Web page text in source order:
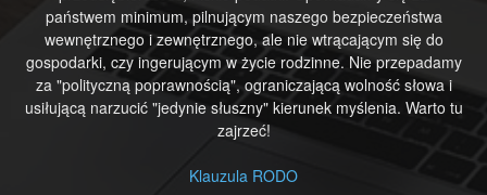
państwem minimum, pilnującym naszego bezpieczeństwa
wewnętrznego i zewnętrznego, ale nie wtrącającym się do
gospodarki, czy ingerującym w życie rodzinne. Nie przepadamy
za "polityczną poprawnością", ograniczającą wolność słowa i
usiłującą narzucić "jedynie słuszny" kierunek myślenia. Warto tu
zajrzeć!
Klauzula RODO